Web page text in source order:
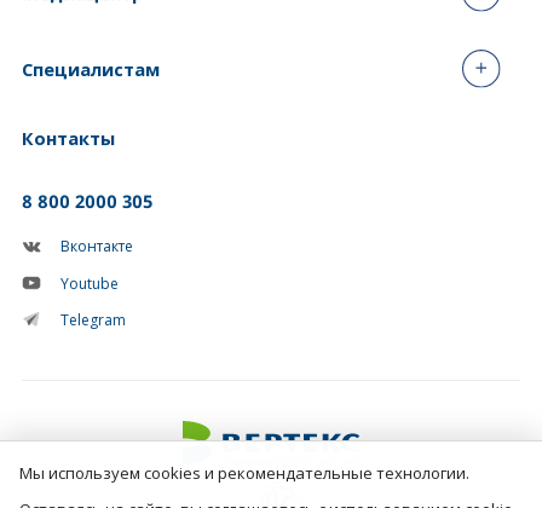
8 800 2000 305
Вконтакте
Youtube
Telegram
Специалистам
Контакты
Мы используем cookies и рекомендательные технологии.